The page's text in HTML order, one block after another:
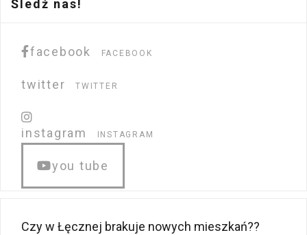
Śledź nas!
facebook FACEBOOK
twitter TWITTER
instagram INSTAGRAM
you tube
Czy w Łęcznej brakuje nowych mieszkań??